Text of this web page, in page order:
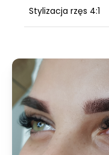
Stylizacja rzęs 4:1